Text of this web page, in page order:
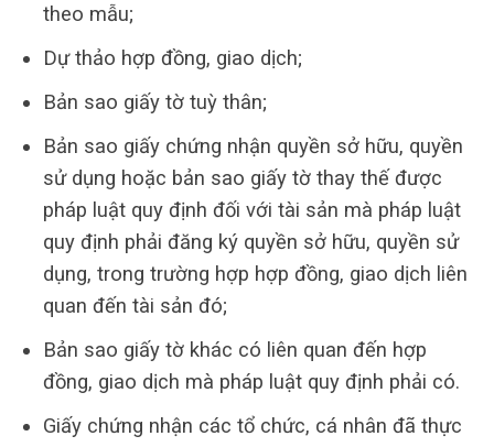
theo mẫu;
Dự thảo hợp đồng, giao dịch;
Bản sao giấy tờ tuỳ thân;
Bản sao giấy chứng nhận quyền sở hữu, quyền
sử dụng hoặc bản sao giấy tờ thay thế được
pháp luật quy định đối với tài sản mà pháp luật
quy định phải đăng ký quyền sở hữu, quyền sử
dụng, trong trường hợp hợp đồng, giao dịch liên
quan đến tài sản đó;
Bản sao giấy tờ khác có liên quan đến hợp
đồng, giao dịch mà pháp luật quy định phải có.
Giấy chứng nhận các tổ chức, cá nhân đã thực